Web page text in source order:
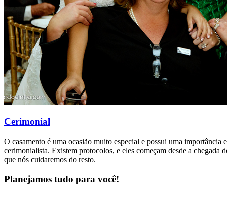
Cerimonial
O casamento é uma ocasião muito especial e possui uma
cerimonialista. Existem protocolos, e eles começam desde a chegada
que nós cuidaremos do resto.
Planejamos tudo para você!